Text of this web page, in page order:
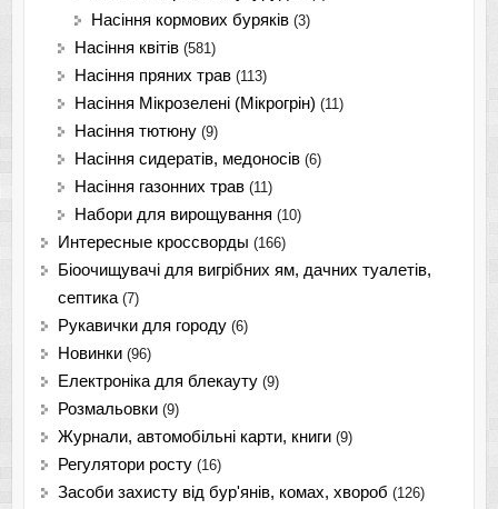
Насіння кормових буряків (3)
Насіння квітів (581)
Насіння пряних трав (113)
Насіння Мікрозелені (Мікрогрін) (11)
Насіння тютюну (9)
Насіння сидератів, медоносів (6)
Насіння газонних трав (11)
Набори для вирощування (10)
Интересные кроссворды (166)
Біоочищувачі для вигрібних ям, дачних туалетів,
септика (7)
Рукавички для городу (6)
Новинки (96)
Електроніка для блекауту (9)
Розмальовки (9)
Журнали, автомобільні карти, книги (9)
Регулятори росту (16)
Засоби захисту від бур'янів, комах, хвороб (126)